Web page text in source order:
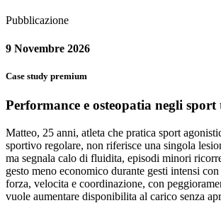
Pubblicazione
9 Novembre 2026
Case study premium
Performance e osteopatia negli sport
Matteo, 25 anni, atleta che pratica sport
sportivo regolare, non riferisce una singola
ma segnala calo di fluidita, episodi minori
gesto meno economico durante gesti intensi
forza, velocita e coordinazione, con
vuole aumentare disponibilita al carico senza